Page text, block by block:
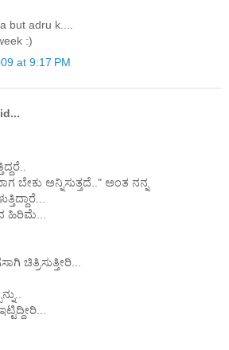
but adru k....
:)
at 9:17 PM
ಅನ್ನಿಸುತ್ತದೆ.." ಅಂತ ನನ್ನ
ಹಿರಿಮೆ...
ಚಿತ್ರಿಸುತ್ತೀರಿ...